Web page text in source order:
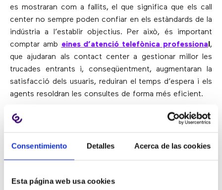
Consentimiento Detalles Acerca de las cookies
Esta página web usa cookies
es mostraran com a fallits, el que significa que els call
center no sempre poden confiar en els estàndards de la
indústria a l’establir objectius. Per això, és important
comptar amb eines d’atenció telefònica professiona ,
que ajudaran als contact center a gestionar millor les
trucades entrants i, conseqüentment, augmentaran la
satisfacció dels usuaris, reduiran el temps d’espera i els
agents resoldran les consultes de forma més eficient.
En segon lloc, després de definir l’èxit,
és important
per a què es pugui
Aquests són els tres indicadors principals que els líders